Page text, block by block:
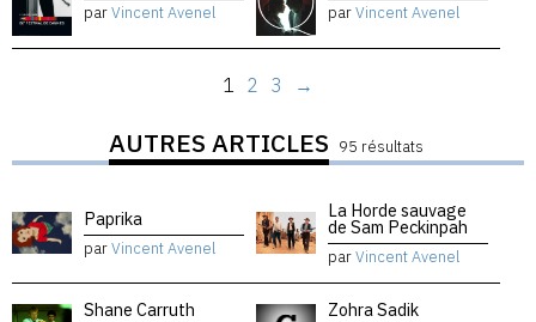
parVincent Avenel parVincent Avenel
1 2 3 →
AUTRES ARTICLES 95 résultats
Paprika
parVincent Avenel
La Horde sauvage
de Sam Peckinpah
parVincent Avenel
Shane Carruth Zohra Sadik